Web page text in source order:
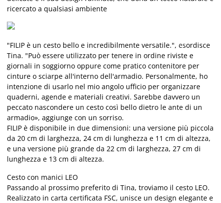
ricercato a qualsiasi ambiente
"FILIP è un cesto bello e incredibilmente versatile.", esordisce
Tina. "Può essere utilizzato per tenere in ordine riviste e
giornali in soggiorno oppure come pratico contenitore per
cinture o sciarpe all'interno dell'armadio. Personalmente, ho
intenzione di usarlo nel mio angolo ufficio per organizzare
quaderni, agende e materiali creativi. Sarebbe davvero un
peccato nascondere un cesto così bello dietro le ante di un
armadio», aggiunge con un sorriso.
FILIP è disponibile in due dimensioni: una versione più piccola
da 20 cm di larghezza, 24 cm di lunghezza e 11 cm di altezza,
e una versione più grande da 22 cm di larghezza, 27 cm di
lunghezza e 13 cm di altezza.
Cesto con manici LEO
Passando al prossimo preferito di Tina, troviamo il cesto LEO.
Realizzato in carta certificata FSC, unisce un design elegante e